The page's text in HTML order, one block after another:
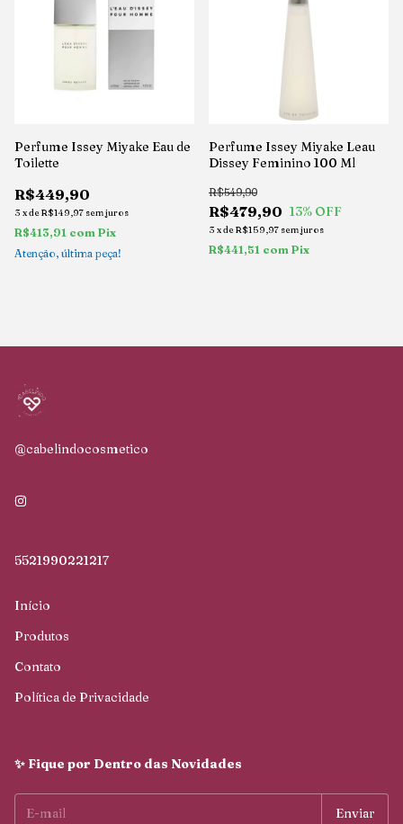
Perfume Issey Miyake Eau de
Toilette
R$449,90
3 xdeR$149,97 sem juros
R$413,91 com Pix
Atenção, última peça!
Perfume Issey Miyake Leau
Dissey Feminino 100 Ml
R$479,90
R$549,90
13% OFF
3 xdeR$159,97 sem juros
R$441,51 com Pix
@cabelindocosmetico
5521990221217
Início
Produtos
Contato
Política de Privacidade
✨ Fique por Dentro das Novidades